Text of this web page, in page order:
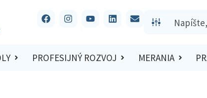
PROFESIJNÝ ROZVOJ MERANIA